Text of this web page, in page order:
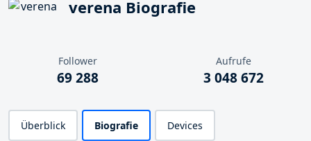
verena Biografie
Follower
69 288
Aufrufe
3 048 672
Überblick Biografie Devices